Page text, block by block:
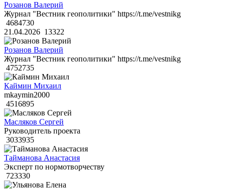
Розанов Валерий
Журнал "Вестник геополитики" https://t.me/vestnikg
4684730
21.04.2026 13322
Розанов Валерий
Журнал "Вестник геополитики" https://t.me/vestnikg
4752735
Каймин Михаил
mkaymin2000
4516895
Масляков Сергей
Руководитель проекта
3033935
Тайманова Анастасия
Эксперт по нормотворчеству
723330